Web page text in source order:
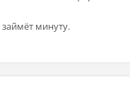
минуту.